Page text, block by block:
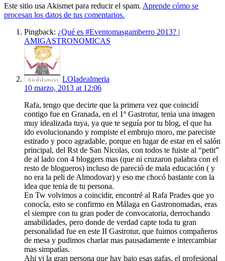
Este sitio usa Akismet para reducir el spam. Aprende cómo se
procesan los datos de tus comentarios.
Pingback: ¿Qué es #Eventomasgamberro 2013? |
AMIGASTRONOMICAS
LOladealmeria
10 marzo, 2013 at 12:06
Rafa, tengo que decirte que la primera vez que coincidí
contigo fue en Granada, en el 1º Gastrotur, tenia una imagen
muy idealizada tuya, ya que te seguía por tu blog, el que ha
ido evolucionando y rompiste el embrujo moro, me pareciste
estirado y poco agradable, porque en lugar de estar en el salón
principal, del Rst de San Nicolas, con todos te fuiste al “petit”
de al lado con 4 bloggers mas (que ni cruzaron palabra con el
resto de blogueros) incluso de pareció de mala educación ( y
no era la peli de Almodovar) y eso me chocó bastante con la
idea que tenia de tu persona.
En Tw volvimos a coincidir, encontré al Rafa Prades que yo
conocía, esto se confirmo en Málaga en Gastronomadas, eras
el siempre con tu gran poder de convocatoria, derrochando
amabilidades, pero donde de verdad capte toda tu gran
personalidad fue en este II Gastrotur, que fuimos compañeros
de mesa y pudimos charlar mas pausadamente e intercambiar
mas simpatías.
Ahi vi la gran persona que hay bajo esas gafas, el profesional